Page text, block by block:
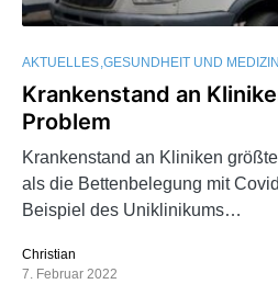
AKTUELLES GESUNDHEIT UND MEDIZIN
Krankenstand an
Problem
Krankenstand an Kliniken
als die Bettenbelegung mit
Beispiel des Uniklinikums…
Christian
7. Februar 2022